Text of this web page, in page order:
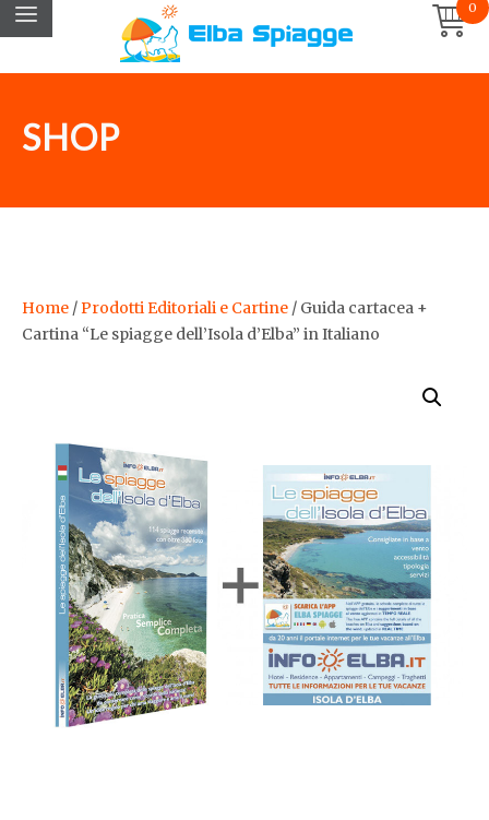
0
SHOP
Home /Prodotti Editoriali e Cartine / Guida cartacea +
Cartina “Le spiagge dell’Isola d’Elba” in Italiano